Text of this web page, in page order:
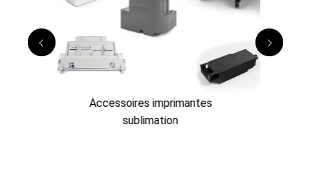
Accessoires imprimantes
sublimation